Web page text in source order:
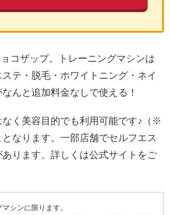
コザップ。トレーニングマシンは
テ・脱毛・ホワイトニング・ネイ
んと追加料金なしで使える！
なく美容目的でも利用可能です♪（※
なります。一部店舗でセルフエス
ります。詳しくは公式サイトをご
シンに限ります。